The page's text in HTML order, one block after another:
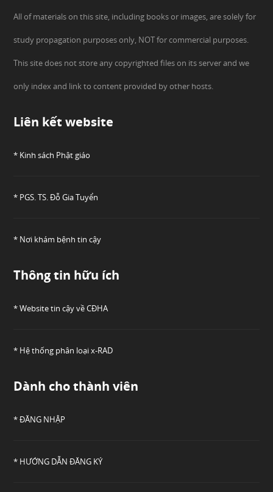
All of materials on this site, including books or images, are solely for
study propagation purposes only, NOT for commercial purposes.
This site does not store any copyrighted files on its server and we
only index and link to content provided by other hosts.
Liên kết website
* Kinh sách Phật giáo
* PGS. TS. Đỗ Gia Tuyển
* Nơi khám bệnh tin cậy
Thông tin hữu ích
* Website tin cậy về CĐHA
* Hệ thống phân loại x-RAD
Dành cho thành viên
* ĐĂNG NHẬP
* HƯỚNG DẪN ĐĂNG KÝ